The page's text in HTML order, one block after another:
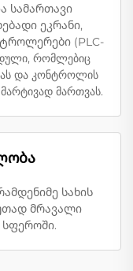
სამართავი
ეკრანი,
(PLC-
რომლებიც
და კონტროლის
მართვას.
სახის
მრავალი
სფეროში.